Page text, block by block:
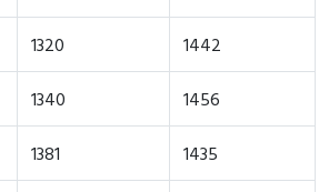
1320 1442
1340 1456
1381 1435